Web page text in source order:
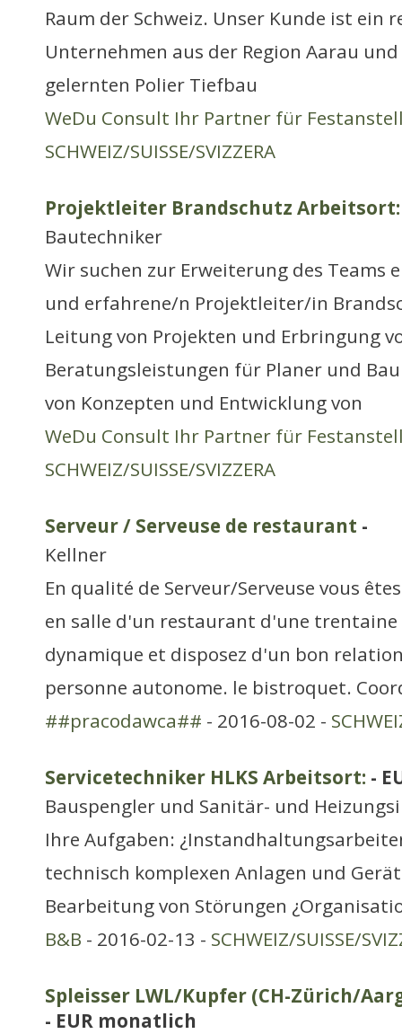
Raum der Schweiz. Unser Kunde ist ein
Unternehmen aus der Region Aarau
gelernten Polier Tiefbau
WeDu Consult Ihr Partner für
SCHWEIZ/SUISSE/SVIZZERA
Projektleiter Brandschutz Arbeitsort:
Bautechniker
Wir suchen zur Erweiterung des Teams
und erfahrene/n Projektleiter/in
Leitung von Projekten und Erbringung
Beratungsleistungen für Planer und
von Konzepten und Entwicklung von
WeDu Consult Ihr Partner für
SCHWEIZ/SUISSE/SVIZZERA
Serveur / Serveuse de restaurant -
Kellner
En qualité de Serveur/Serveuse vous
en salle d'un restaurant d'une trentaine
dynamique et disposez d'un bon
personne autonome. le bistroquet.
##pracodawca## - 2016-08-02 -
Servicetechniker HLKS Arbeitsort: -
Bauspengler und Sanitär- und
Ihre Aufgaben:
technisch komplexen Anlagen und
Bearbeitung von Störungen
B&B - 2016-02-13 - SCHWEIZ/SUISSE/
Spleisser LWL/Kupfer (CH-Zürich/
- EUR monatlich